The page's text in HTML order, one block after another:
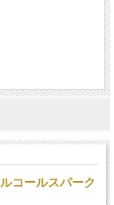
コールスパーク